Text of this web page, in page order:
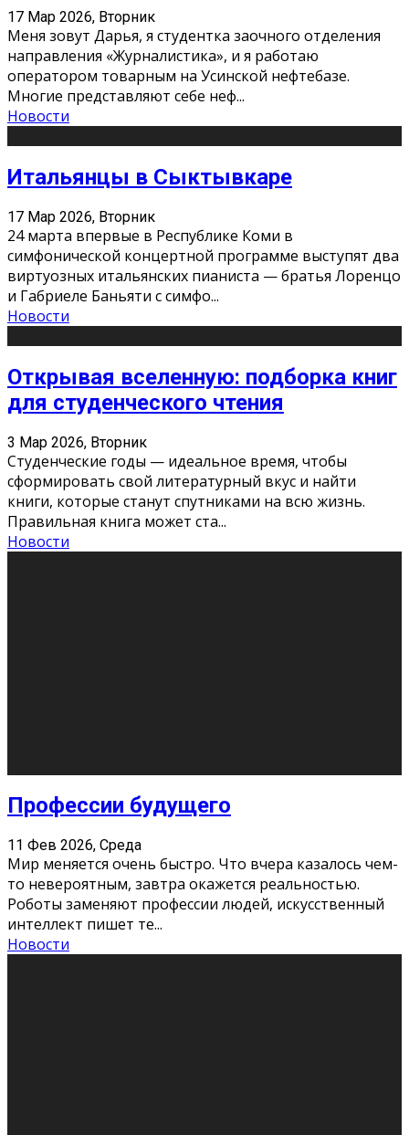
17 Мар 2026, Вторник
Меня зовут Дарья, я студентка заочного отделения
направления «Журналистика», и я работаю
оператором товарным на Усинской нефтебазе.
Многие представляют себе неф...
Новости
Итальянцы в Сыктывкаре
17 Мар 2026, Вторник
24 марта впервые в Республике Коми в
симфонической концертной программе выступят два
виртуозных итальянских пианиста — братья Лоренцо
и Габриеле Баньяти с симфо...
Новости
Открывая вселенную: подборка книг
для студенческого чтения
3 Мар 2026, Вторник
Студенческие годы — идеальное время, чтобы
сформировать свой литературный вкус и найти
книги, которые станут спутниками на всю жизнь.
Правильная книга может ста...
Новости
Как бороться со стрессом
11 Фев 2026, Среда
Стресс – нормальная реакция организма, когда
факторов, воздействующих на твой организм
больше, чем ресурсов. Есть советы, как бороться со
стрессовым состояни
Новости